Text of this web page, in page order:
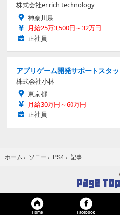
株式会社enrich technology
神奈川県
月給25万3,500円～32万円
正社員
アプリゲーム開発サポートスタ
株式会社小林
東京都
月給30万円～60万円
正社員
ホーム › ソニー › PS4 › 記事
Home Facebook